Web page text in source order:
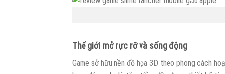
Thế giới mở rực rỡ và sống động
Game sở hữu nền đồ họa 3D theo phong cách